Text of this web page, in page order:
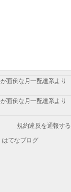
面倒な月一配達系より
面倒な月一配達系より
規約違反を通報する
はてなブログ